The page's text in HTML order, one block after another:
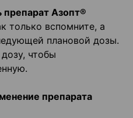
препарат Азопт®
только вспомните, а
плановой дозы.
чтобы
препарата